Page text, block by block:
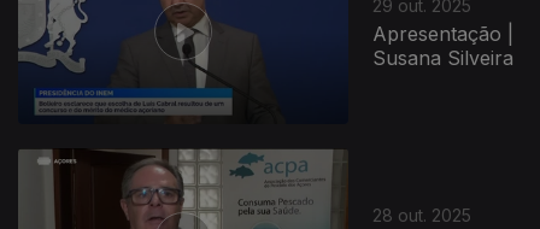
29 out. 2025
Apresentação |
Susana Silveira
28 out. 2025